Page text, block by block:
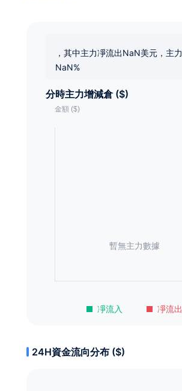
，其中主力凈流出NaN美元，主
NaN%
分時主力增減倉 ($)
凈流入 凈流出
暫無主力數據
24H資金流向分布 ($)